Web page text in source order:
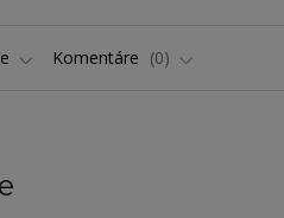
Komentáre 0